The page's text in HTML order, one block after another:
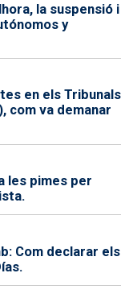
la suspensió i
y
en els Tribunals
com va demanar
les pimes per
Com declarar els